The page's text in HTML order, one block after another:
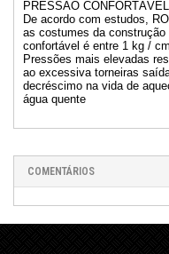
PRESSÃO CONFORTÁVEL
De acordo com estudos,
as costumes da
confortável é entre 1 kg /
Pressões mais elevadas
ao excessiva torneiras
decréscimo na vida de
água quente
COMENTÁRIOS